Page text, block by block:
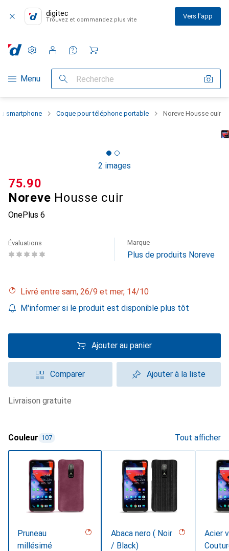
digitec
Trouvez et commandez plus vite Vers l'app
Navigation par catégorie
Menu Recherche
Paramètres
Compte client
Listes de comparaison
Listes d'envies
Panier
smartphone Coque pour téléphone portable Noreve Housse cuir
2 images
Noreve Housse cuir
OnePlus 6
CHF
75.90
Évaluations Marque
Plus de produits Noreve
Livré entre sam, 26/9 et mer, 14/10
M'informer si le produit est disponible plus tôt
Ajouter au panier
Comparer Ajouter à la liste
livraison gratuite
Couleur 107 Tout afficher
Pruneau
millésimé
Abaca nero ( Noir
/ Black)
Acier